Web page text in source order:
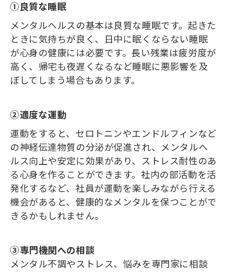
①良質な睡眠
メンタルヘルスの基本は良質な睡眠です。起きた
ときに気持ちが良く、日中に眠くならない睡眠
が心身の健康には必要です。長い残業は疲労度が
高く、帰宅も夜遅くなるなど睡眠に悪影響を及
ぼしてしまう場合もあります。
②適度な運動
運動をすると、セロトニンやエンドルフィンなど
の神経伝達物質の分泌が促進され、メンタルヘ
ルス向上や安定に効果があり、ストレス耐性のあ
る心身を作ることができます。社内の部活動を活
発化するなど、社員が運動を楽しみながら行える
機会があると、健康的なメンタルを保つことがで
きるかもしれません。
③専門機関への相談
メンタル不調やストレス、悩みを専門家に相談